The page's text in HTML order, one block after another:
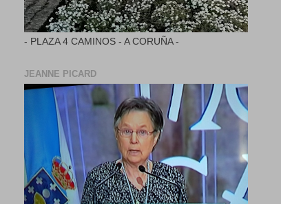
- PLAZA 4 CAMINOS - A CORUÑA -
JEANNE PICARD